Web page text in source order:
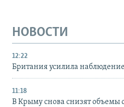
НОВОСТИ
12:22
Британия усилила
11:18
В Крыму снова снизят объемы